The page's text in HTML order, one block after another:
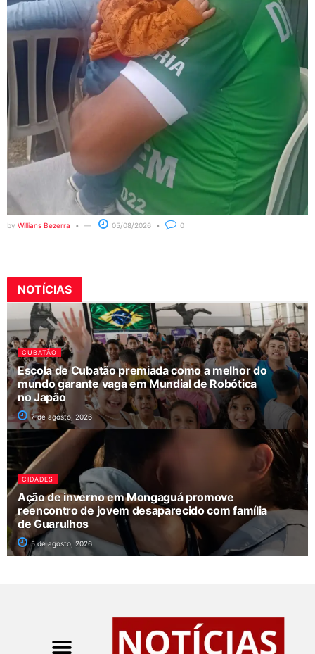
by Willians Bezerra 05/08/2026 0
NOTÍCIAS
CUBATÃO
Escola de Cubatão premiada como a melhor do
mundo garante vaga em Mundial de Robótica
no Japão
7 de agosto, 2026
CIDADES
Ação de inverno em Mongaguá promove
reencontro de jovem desaparecido com família
de Guarulhos
5 de agosto, 2026